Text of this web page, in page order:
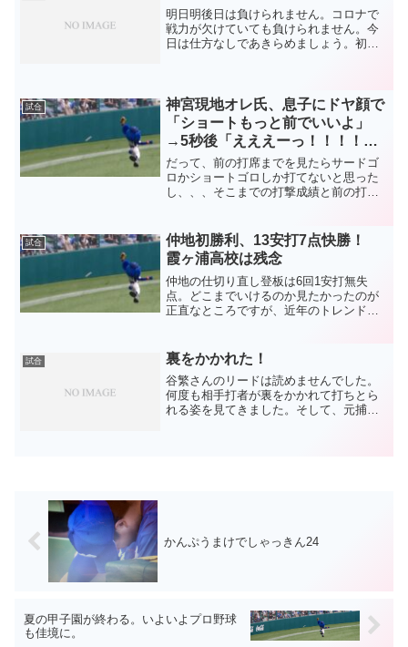
明日明後日は負けられません。コロナで
戦力が欠けていても負けられません。今
日は仕方なしであきらめましょう。初回
ャージも弱かったし、送球...
試合
神宮現地オレ氏、息子にドヤ顔で
「ショートもっと前でいいよ」
→5秒後「えええーっ！！！！」
（岩田同点2ラン）
だって、前の打席までを見たらサードゴ
ロかショートゴロしか打てないと思った
し、、、そこまでの打撃成績と前の打席
う思うくらい見事な引っ張ったホームラ
ンでした。よく逆転しまし...
試合
仲地初勝利、13安打7点快勝！
霞ヶ浦高校は残念
仲地の仕切り直し登板は6回1安打無失
点。どこまでいけるのか見たかったのが
正直なところですが、近年のトレンドは
ことが出来て、球は通用しそうだと感じ
たのはその時に書いた通...
試合 裏をかかれた！
谷繁さんのリードは読めませんでした。
何度も相手打者が裏をかかれて打ちとら
れる姿を見てきました。そして、元捕手
かんぷうまけでしゃっきん24
夏の甲子園が終わる。いよいよプロ野球
も佳境に。